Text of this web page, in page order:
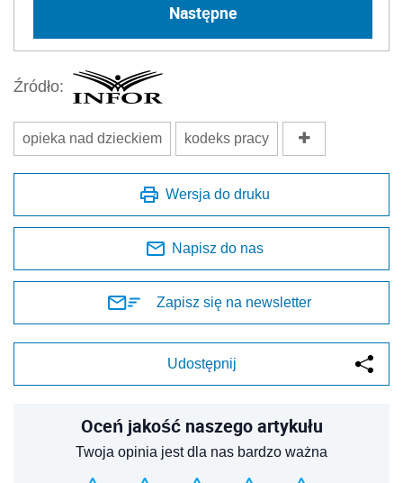
Następne
Źródło:
opieka nad dzieckiem kodeks pracy
Wersja do druku
Napisz do nas
Zapisz się na newsletter
Udostępnij
Oceń jakość naszego artykułu
Twoja opinia jest dla nas bardzo ważna